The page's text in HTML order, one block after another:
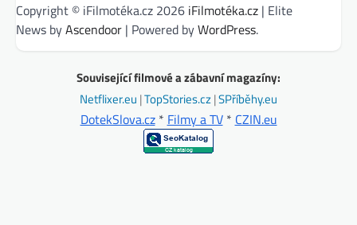
Copyright © iFilmotéka.cz 2026 iFilmotéka.cz | Elite
News byAscendoor | Powered byWordPress.
Související filmové a zábavní magazíny:
Netflixer.eu |TopStories.cz|SPříběhy.eu
DotekSlova.cz* Filmy a TV* CZIN.eu